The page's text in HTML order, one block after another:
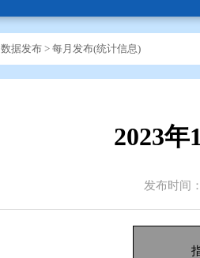
数据发布 > 每月发布(统计信息)
2023
发布时间